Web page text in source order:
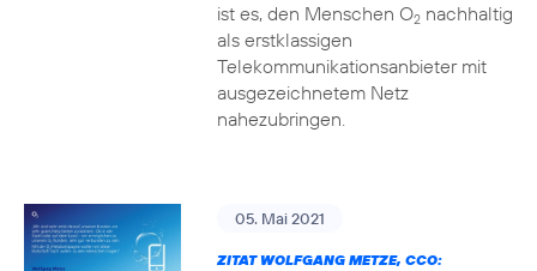
ist es, den Menschen O2nachhaltig
als erstklassigen
Telekommunikationsanbieter mit
ausgezeichnetem Netz
nahezubringen.
05. Mai 2021
ZITAT WOLFGANG METZE, CCO: